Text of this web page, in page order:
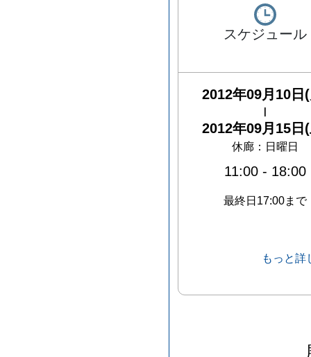
スケジュール
2012年09月10日
2012年09月15日
休廊：日曜日
11:00- 18:00
最終日17:00まで
もっと詳